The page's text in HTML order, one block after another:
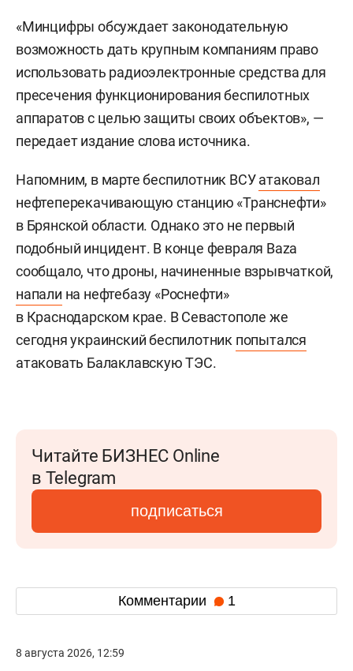
«Минцифры обсуждает законодательную
возможность дать крупным компаниям право
использовать радиоэлектронные средства для
пресечения функционирования беспилотных
аппаратов с целью защиты своих объектов», —
передает издание слова источника.
Напомним, в марте беспилотник ВСУатаковал
нефтеперекачивающую станцию «Транснефти»
в Брянской области. Однако это не первый
подобный инцидент. В конце февраля Baza
сообщало, что дроны, начиненные взрывчаткой,
напали на нефтебазу «Роснефти»
в Краснодарском крае. В Севастополе же
сегодня украинский беспилотник попытался
атаковать Балаклавскую ТЭС.
Читайте БИЗНЕС Online
в Telegram
подписаться
Комментарии 1
8 августа 2026, 12:59